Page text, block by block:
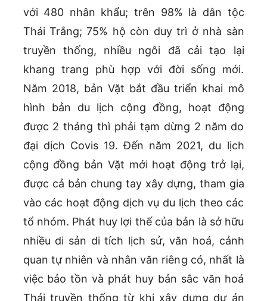
với 480 nhân khẩu; trên 98% là dân tộc
Thái Trắng; 75% hộ còn duy trì ở nhà sàn
truyền thống, nhiều ngôi đã cải tạo lại
khang trang phù hợp với đời sống mới.
Năm 2018, bản Vặt bắt đầu triển khai mô
hình bản du lịch cộng đồng, hoạt động
được 2 tháng thì phải tạm dừng 2 năm do
đại dịch Covis 19. Đến năm 2021, du lịch
cộng đồng bản Vặt mới hoạt động trở lại,
được cả bản chung tay xây dựng, tham gia
vào các hoạt động dịch vụ du lịch theo các
tổ nhóm. Phát huy lợi thế của bản là sở hữu
nhiều di sản di tích lịch sử, văn hoá, cảnh
quan tự nhiên và nhân văn riêng có, nhất là
việc bảo tồn và phát huy bản sắc văn hoá
Thái truyền thống từ khi xây dựng dự án